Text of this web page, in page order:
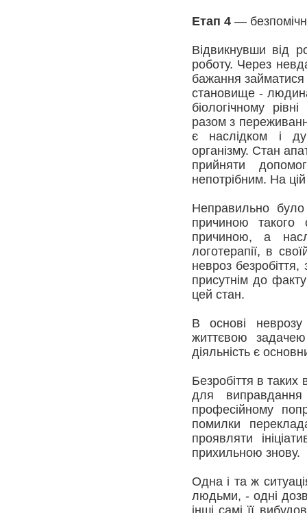
Етап 4 —
Відвикнувши від
роботу. Через
бажання
становище -
біологічному
разом з
є наслідком і
організму. Стан
прийняти
непотрібним. На
Неправильно
причиною такого
причиною, а
логотерапії, в
невроз
присутнім до
цей стан.
В основі неврозу
життєвою
діяльність є
Безробіття в
для
професійному
помилки
проявляти
прихильною знову.
Одна і та ж
людьми, - одні
інші самі її